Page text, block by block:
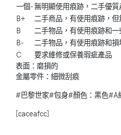
一個-無明顯使用痕跡，二手優質
B+
二手商品，有使用痕跡，但
B
二手物品，有使用痕跡和一
B-
二手物品，有使用痕跡和損
C
要求維修或保養瑕疵產品
表面：磨損的
金屬零件：細微刮痕
#巴黎世家#包身#顏色：黑色#A
[caceafcc]